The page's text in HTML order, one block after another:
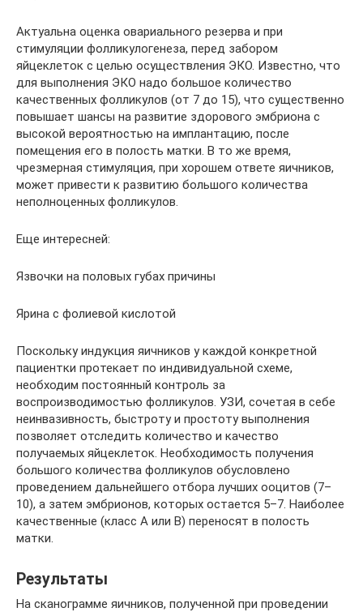
Актуальна оценка овариального резерва и при
стимуляции фолликулогенеза, перед забором
яйцеклеток с целью осуществления ЭКО. Известно, что
для выполнения ЭКО надо большое количество
качественных фолликулов (от 7 до 15), что существенно
повышает шансы на развитие здорового эмбриона с
высокой вероятностью на имплантацию, после
помещения его в полость матки. В то же время,
чрезмерная стимуляция, при хорошем ответе яичников,
может привести к развитию большого количества
неполноценных фолликулов.
Еще интересней:
Язвочки на половых губах причины
Ярина с фолиевой кислотой
Поскольку индукция яичников у каждой конкретной
пациентки протекает по индивидуальной схеме,
необходим постоянный контроль за
воспроизводимостью фолликулов. УЗИ, сочетая в себе
неинвазивность, быстроту и простоту выполнения
позволяет отследить количество и качество
получаемых яйцеклеток. Необходимость получения
большого количества фолликулов обусловлено
проведением дальнейшего отбора лучших ооцитов (7–
10), а затем эмбрионов, которых остается 5–7. Наиболее
качественные (класс А или В) переносят в полость
матки.
Результаты
На сканограмме яичников, полученной при проведении